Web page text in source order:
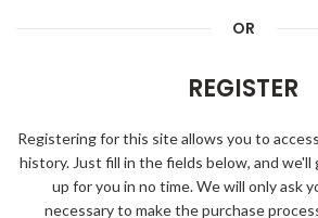
OR
REGISTER
Registering for this site allows you to
history. Just fill in the fields below, and
up for you in no time. We will only ask
necessary to make the purchase